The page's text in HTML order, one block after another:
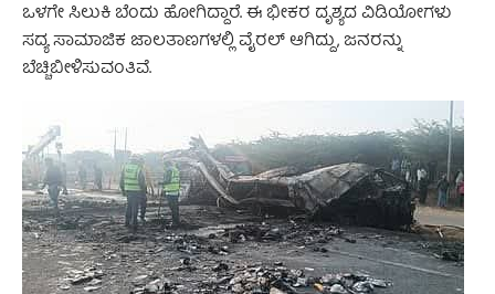
ಒಳಗೇ ಸಿಲುಕಿ ಬೆಂದು ಹೋಗಿದ್ದಾರೆ. ಈ ಭೀಕರ ದೃಶ್ಯದ ವಿಡಿಯೋಗಳು
ಸದ್ಯ ಸಾಮಾಜಿಕ ಜಾಲತಾಣಗಳಲ್ಲಿ ವೈರಲ್ ಆಗಿದ್ದು, ಜನರನ್ನು
ಬೆಚ್ಚಿಬೀಳಿಸುವಂತಿವೆ.